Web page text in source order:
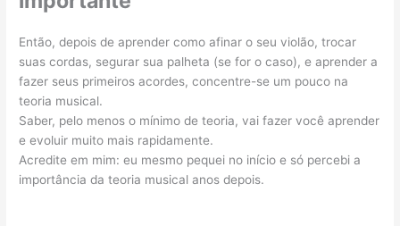
Então, depois de aprender como afinar o seu violão, trocar
suas cordas, segurar sua palheta (se for o caso), e aprender a
fazer seus primeiros acordes, concentre-se um pouco na
teoria musical.
Saber, pelo menos o mínimo de teoria, vai fazer você aprender
e evoluir muito mais rapidamente.
Acredite em mim: eu mesmo pequei no início e só percebi a
importância da teoria musical anos depois.